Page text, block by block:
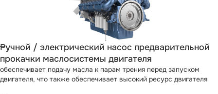
Ручной / электрический насос предварительной
прокачки маслосистемы двигателя
обеспечивает подачу масла к парам трения перед запуском
двигателя, что также обеспечивает высокий ресурс двигателя